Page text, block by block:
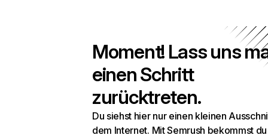
Moment! Lass uns
einen Schritt
zurücktreten.
Du siehst hier nur einen kleinen
dem Internet. Mit Semrush bekommst